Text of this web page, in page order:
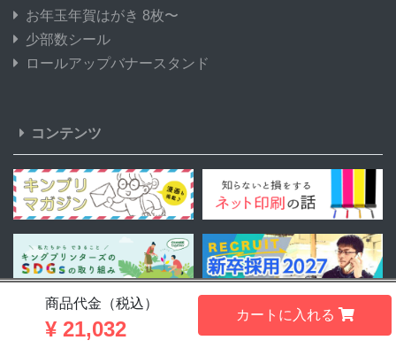
商品代金（税込）
¥ 21,032
カートに入れる
お年玉年賀はがき 8枚〜
少部数シール
ロールアップバナースタンド
コンテンツ